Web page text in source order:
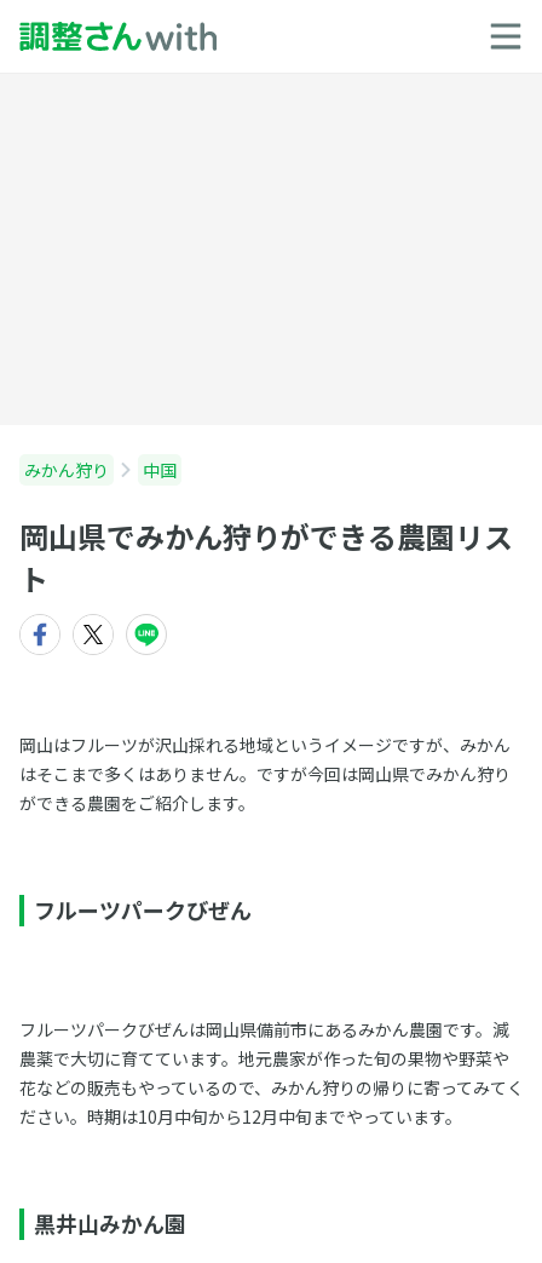
みかん狩り 中国
岡山県でみかん狩りができる農園リス
ト
岡山はフルーツが沢山採れる地域というイメージですが、みかん
はそこまで多くはありません。ですが今回は岡山県でみかん狩り
ができる農園をご紹介します。
フルーツパークびぜん
フルーツパークびぜんは岡山県備前市にあるみかん農園です。減
農薬で大切に育てています。地元農家が作った旬の果物や野菜や
花などの販売もやっているので、みかん狩りの帰りに寄ってみてく
ださい。時期は10月中旬から12月中旬までやっています。
黒井山みかん園